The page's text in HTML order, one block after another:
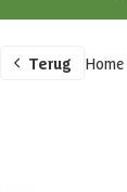
Terug Home